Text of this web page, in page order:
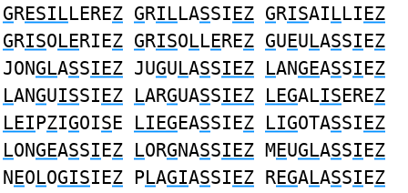
GRESILLEREZ GRILLASSIEZ GRISAILLIEZ
GRISOLERIEZ GRISOLLEREZ GUEULASSIEZ
JONGLASSIEZ JUGULASSIEZ LANGEASSIEZ
LANGUISSIEZ LARGUASSIEZ LEGALISEREZ
LEIPZIGOISE LIEGEASSIEZ LIGOTASSIEZ
LONGEASSIEZ LORGNASSIEZ MEUGLASSIEZ
NEOLOGISIEZ PLAGIASSIEZ REGALASSIEZ